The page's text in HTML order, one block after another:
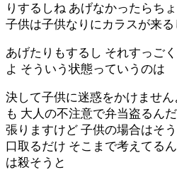
りするしね あげなかったらち
子供は子供なりにカラスが来る
あげたりもするし それすっご
よ そういう状態っていうのは
決して子供に迷惑をかけませ
も 大人の不注意で弁当盗るん
張りますけど 子供の場合はそ
口取るだけ そこまで考えてる
は殺そうと